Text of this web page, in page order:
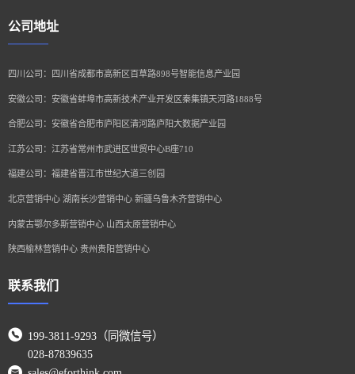
公司地址
四川公司：四川省成都市高新区百草路898号智能信息产业园
安徽公司：安徽省蚌埠市高新技术产业开发区秦集镇天河路1888号
合肥公司：安徽省合肥市庐阳区清河路庐阳大数据产业园
江苏公司：江苏省常州市武进区世贸中心B座710
福建公司：福建省晋江市世纪大道三创园
北京营销中心 湖南长沙营销中心 新疆乌鲁木齐营销中心
内蒙古鄂尔多斯营销中心 山西太原营销中心
陕西榆林营销中心 贵州贵阳营销中心
联系我们
199-3811-9293（同微信号）
028-87839635